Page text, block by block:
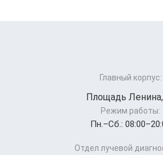
Главный корпус:
Площадь
Режим работы:
Пн.–Cб.:
Отдел лучевой